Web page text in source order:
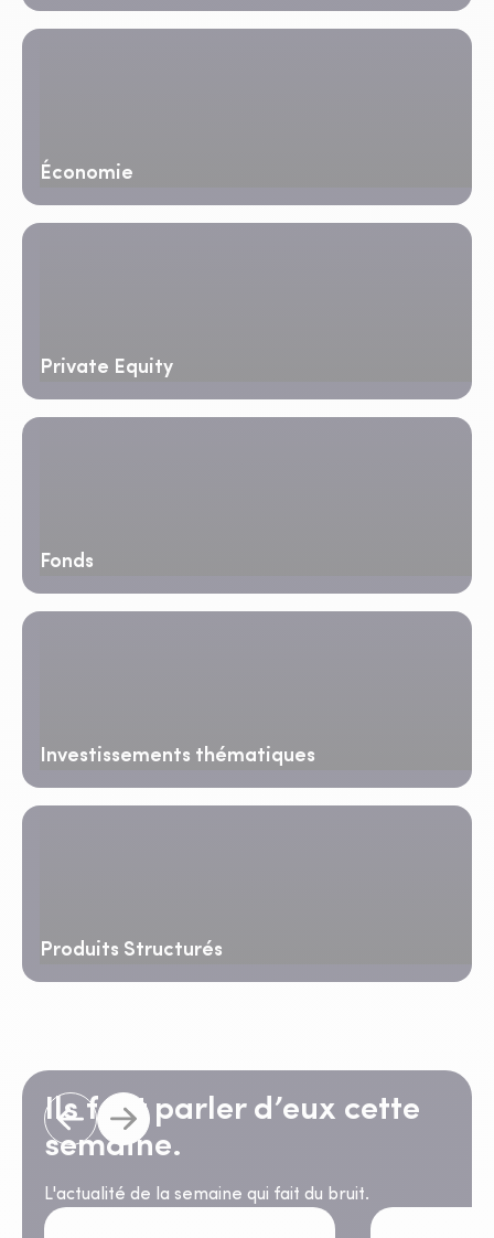
Économie
Private Equity
Fonds
Investissements thématiques
Produits Structurés
Ils font parler d’eux cette
semaine.
L'actualité de la semaine qui fait du bruit.